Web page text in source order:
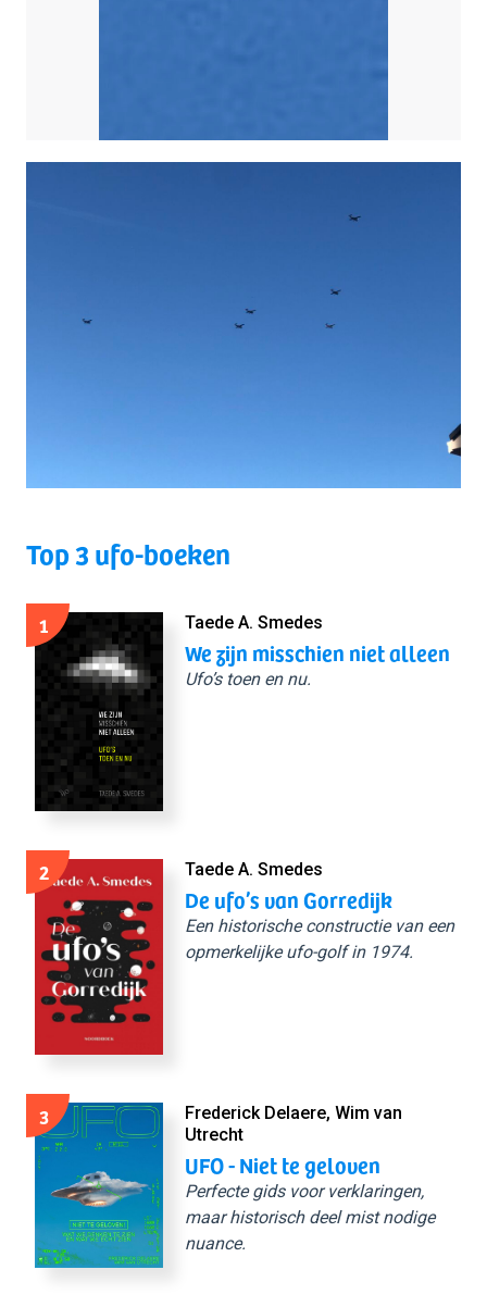
Top 3 ufo-boeken
1 Taede A. Smedes
We zijn misschien niet alleen
Ufo’s toen en nu.
2 Taede A. Smedes
De ufo’s van Gorredijk
Een historische constructie van een
opmerkelijke ufo-golf in 1974.
3
Frederick Delaere, Wim van
Utrecht
UFO - Niet te geloven
Perfecte gids voor verklaringen,
maar historisch deel mist nodige
nuance.